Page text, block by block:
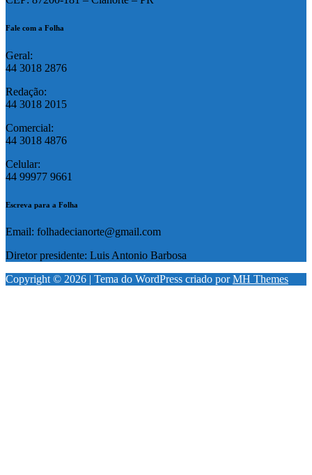
Fale com a Folha
Geral:
44 3018 2876
Redação:
44 3018 2015
Comercial:
44 3018 4876
Celular:
44 99977 9661
Escreva para a Folha
Email: folhadecianorte@gmail.com
Diretor presidente: Luis Antonio Barbosa
Copyright © 2026 | Tema do WordPress criado porMH Themes